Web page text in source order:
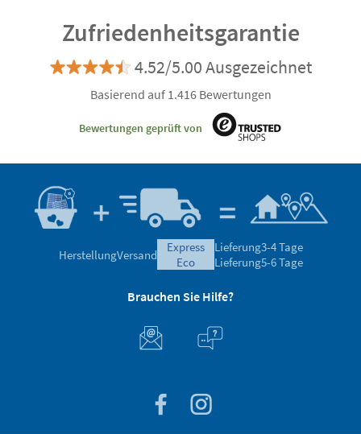
Zufriedenheitsgarantie
4.52/5.00 Ausgezeichnet
Basierend auf 1.416 Bewertungen
Bewertungen geprüft von
HerstellungVersand
express
eco
Lieferung3-4 Tage
Lieferung5-6 Tage
Brauchen Sie Hilfe?